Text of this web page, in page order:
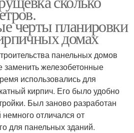
черты планировки
домах
панельных домов
железобетонные
использовались для
кирпич. Его было удобно
Был заново разработан
отличался от
для панельных зданий.